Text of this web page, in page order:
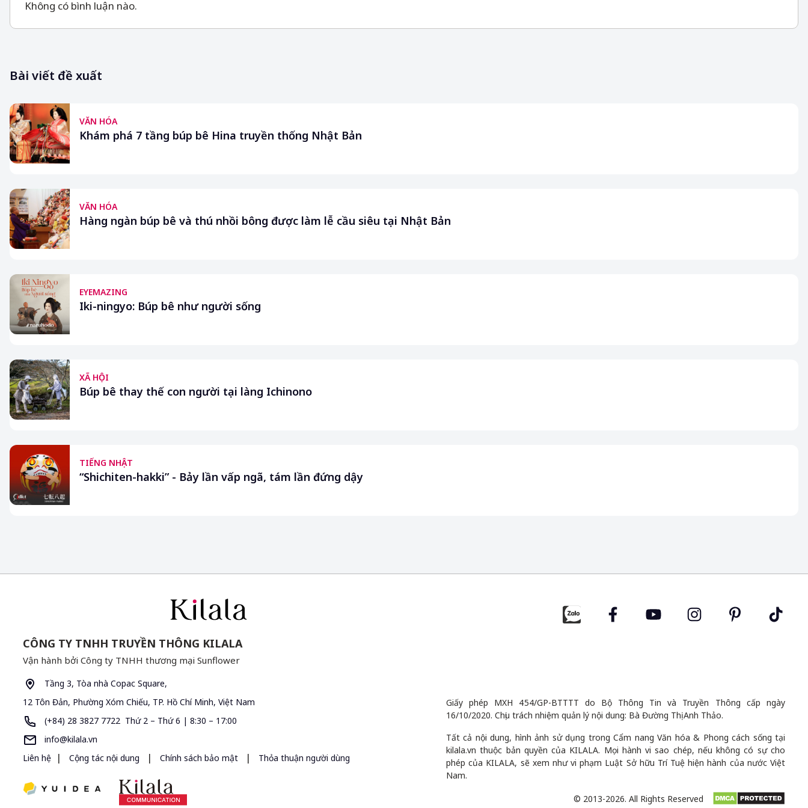
Không có bình luận nào.
Bài viết đề xuất
VĂN HÓA
Khám phá 7 tầng búp bê Hina truyền thống Nhật Bản
VĂN HÓA
Hàng ngàn búp bê và thú nhồi bông được làm lễ cầu siêu tại Nhật Bản
EYEMAZING
Iki-ningyo: Búp bê như người sống
XÃ HỘI
Búp bê thay thế con người tại làng Ichinono
TIẾNG NHẬT
“Shichiten-hakki” - Bảy lần vấp ngã, tám lần đứng dậy
CÔNG TY TNHH TRUYỀN THÔNG KILALA
Vận hành bởi Công ty TNHH thương mại Sunflower
Tầng 3, Tòa nhà Copac Square,
12 Tôn Đản, Phường Xóm Chiếu, TP. Hồ Chí Minh, Việt Nam
(+84) 28 3827 7722 Thứ 2 – Thứ 6 | 8:30 – 17:00
info@kilala.vn
Liên hệ
| Cộng tác nội dung | Chính sách bảo mật | Thỏa thuận người dùng
Giấy phép MXH 454/GP-BTTTT do Bộ Thông Tin và Truyền Thông cấp ngày
16/10/2020. Chịu trách nhiệm quản lý nội dung: Bà Đường Thị Anh Thảo.
Tất cả nội dung, hình ảnh sử dụng trong Cẩm nang Văn hóa & Phong cách sống tại
kilala.vn thuộc bản quyền của KILALA. Mọi hành vi sao chép, nếu không có sự cho
phép của KILALA, sẽ xem như vi phạm Luật Sở hữu Trí Tuệ hiện hành của nước Việt
Nam.
© 2013-2026. All Rights Reserved